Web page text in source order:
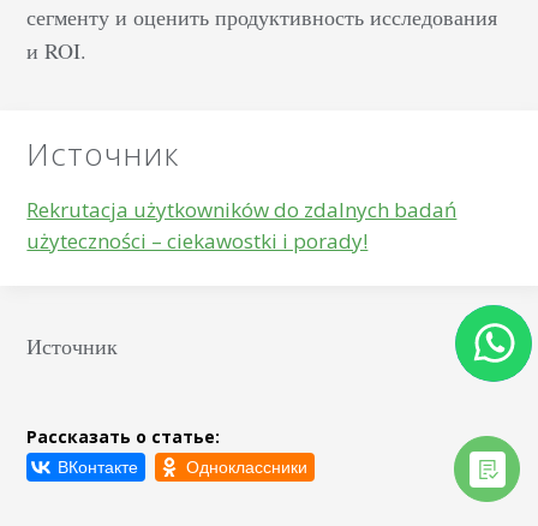
сегменту и оценить продуктивность исследования
и ROI.
Источник
Rekrutacja użytkowników do zdalnych badań
użyteczności – ciekawostki i porady!
Источник
Рассказать о статье: